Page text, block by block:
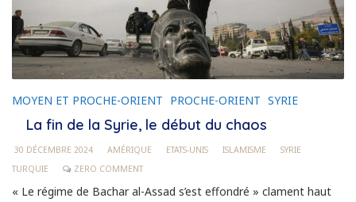
MOYEN ET PROCHE-ORIENT PROCHE-ORIENT SYRIE
La fin de la Syrie, le début du chaos
30 DÉCEMBRE 2024 AMÉRIQUE ETATS-UNIS ISLAMISME
SYRIE
TURQUIE
ZERO COMMENT
« Le régime de Bachar al-Assad s’est effondré » clament haut